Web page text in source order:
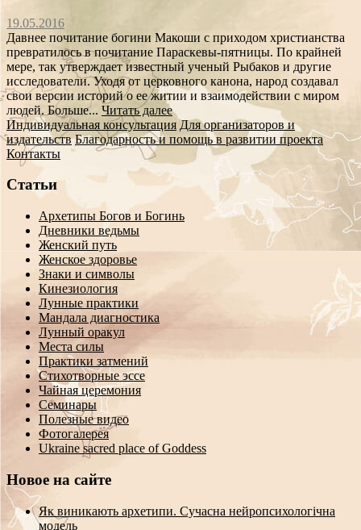
19.05.2016
Давнее почитание богини Макоши с приходом христианства
превратилось в почитание Параскевы-пятницы. По крайней
мере, так утверждает известный ученый Рыбаков и другие
исследователи. Уходя от церковного канона, народ создавал
свои версии историй о ее житии и взаимодействии с миром
людей. Больше... Читать далее
Индивидуальная консультация Для организаторов и
издательств Благодарность и помощь в развитии проекта
Контакты
Статьи
Архетипы Богов и Богинь
Дневники ведьмы
Женский путь
Женское здоровье
Знаки и символы
Кинезиология
Лунные практики
Мандала диагностика
Лунный оракул
Места силы
Практики затмений
Стихотворные эссе
Чайная церемония
Семинары
Полезные видео
Фотогалерея
Ukraine sacred place of Goddess
Новое на сайте
Як виникають архетипи. Сучасна нейропсихологічна
модель